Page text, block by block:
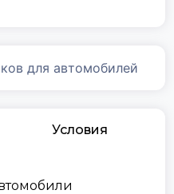
для автомобилей
Условия